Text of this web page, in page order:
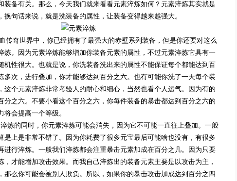
装备有关。那么，今天我们就来看看元素淬炼如何？元素淬炼其实就是
换句话来说，就是洗装备的属性，让装备变得越来越强大。
奇世界中，你已经拥有了最强大的赤壁系列装备，但是你还要对这么
炼。因为元素淬炼能够增加你装备元素的属性，不过元素淬炼它具有一
机性很大。也就是说，你洗装备洗出来的属性不能保证每个都能达到百
多次，进行叠加，你才能够达到百分之六。也有可能你洗了一天每个装
这个元素淬炼非常考验人的耐心和细心，当然也看个人运气。因为有的
分之六。不要小看这个百分之六，你每件装备的暴击都达到百分之六的
会提高一个等级。
炼的同时，你元素淬炼可能会消失，因为它不可能一直往上叠加。一般
是上是非常不错了。因为你耗费了很多元宝最后可能啥也没有，有很多
进行淬炼。一般我们淬炼都会注重暴击元素加成在百分之几。因为只要
，才能增加攻击效果。而我自己淬炼出的装备元素主要是以攻击为主，
那么你可能会被别人欺负。所以，如果你的暴击攻击加成达到百分之四